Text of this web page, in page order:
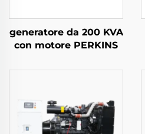
generatore da 200 KVA
con motore PERKINS